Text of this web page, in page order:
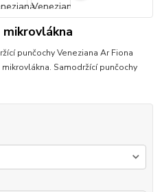
punčochy Veneziana Ar Fiona
Samodržící punčochy